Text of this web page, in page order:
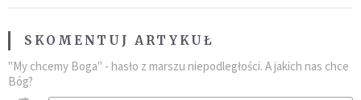
SKOMENTUJ ARTYKUŁ
"My chcemy Boga" - hasło z marszu niepodległości. A jakich nas chce
Bóg?